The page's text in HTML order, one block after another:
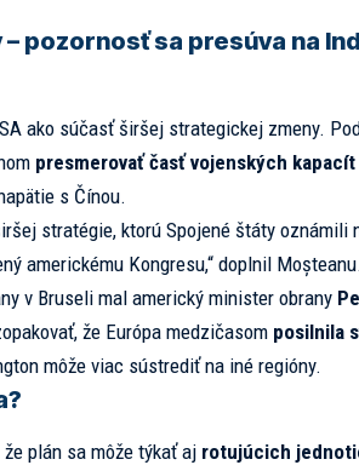
pozornosť sa presúva na
ako súčasť širšej strategickej zmeny.
presmerovať časť vojenských kapacít
s Čínou.
stratégie, ktorú Spojené štáty oznámili
americkému Kongresu,“ doplnil Moșteanu.
v Bruseli mal americký minister obrany
že Európa medzičasom posilnila
môže viac sústrediť na iné regióny.
plán sa môže týkať aj rotujúcich